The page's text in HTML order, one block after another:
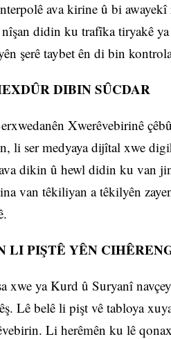
ava kirine û bi
didin ku trafîka tiryakê ya
şerê taybet ên di bin
DIBIN SÛCDAR
Xwerêvebirinê
li ser medyaya dijîtal xwe
dikin û hewl didin ku van
van têkiliyan a têkilyên
LI PIŞTÊ YÊN
xwe ya Kurd û Suryanî
Lê belê li pişt vê tabloya
Li herêmên ku lê